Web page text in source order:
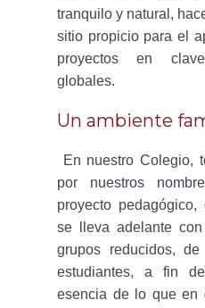
tranquilo y natural,
sitio propicio para el
proyectos en
globales.
Un ambiente
En nuestro Colegio,
por nuestros
proyecto pedagógico,
se lleva adelante
grupos reducidos,
estudiantes, a fin
esencia de lo que en